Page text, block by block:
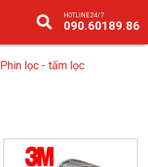
HOTLINE 24/7
090.60189.86
Phin lọc - tấm lọc